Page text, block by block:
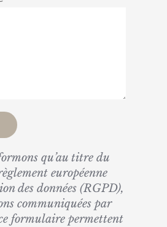
qu’au titre du
européenne
des données (RGPD),
communiquées par
formulaire permettent